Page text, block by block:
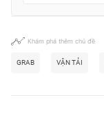
Khám phá thêm chủ đề
GRAB VẬN TẢI